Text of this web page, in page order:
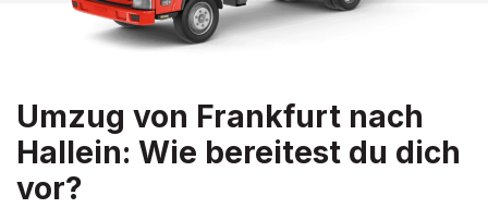
Umzug von Frankfurt nach
Hallein: Wie bereitest du dich
vor?